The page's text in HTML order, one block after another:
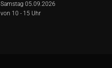
Samstag 05.09.2026
von 10 - 15 Uhr